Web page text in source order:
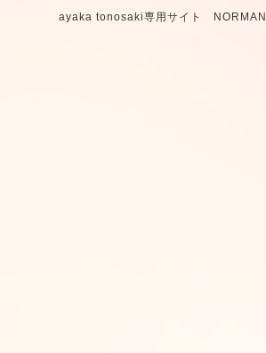
ayaka tonosaki専用サイト NORMAN